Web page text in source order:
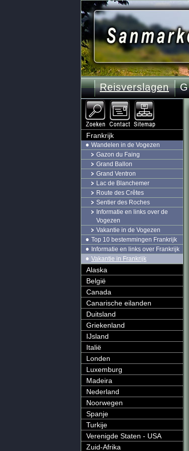
Reisverslagen
Frankrijk
Wandelen in de Vogezen
Gazon du Faing
Grand Ballon
Grand Ventron
Lac de Blanchemer
Route des Crêtes
Sentier des Roches
Informatie en links over de
Vogezen
Vakantie in de Vogezen
Top 10 bestemmingen Frankrijk
Informatie en links over Frankrijk
Vakantie in Frankrijk
Alaska
België
Canada
Canarische eilanden
Duitsland
Griekenland
IJsland
Italië
Londen
Luxemburg
Madeira
Nederland
Noorwegen
Spanje
Turkije
Verenigde Staten - USA
Zuid-Afrika